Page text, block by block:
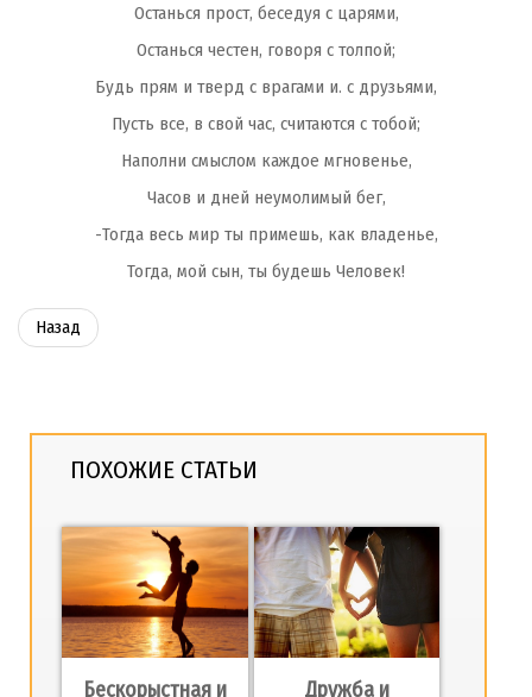
Останься прост, беседуя с царями,
Останься честен, говоря с толпой;
Будь прям и тверд с врагами и. с друзьями,
Пусть все, в свой час, считаются с тобой;
Наполни смыслом каждое мгновенье,
Часов и дней неумолимый бег,
-Тогда весь мир ты примешь, как владенье,
Тогда, мой сын, ты будешь Человек!
Назад
ПОХОЖИЕ СТАТЬИ
Бескорыстная и Дружба и